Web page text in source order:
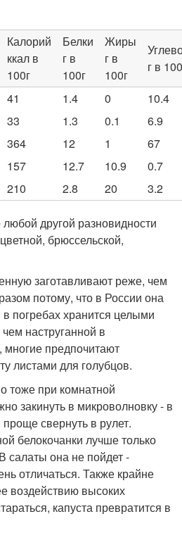
Калорий
ккал в
100г
Белки
г в
100г
Жиры
г в
100г
г в
41
1.4 0
10.4
33
1.3 0.1
6.9
364
12 1
67
157
12.7 10.9
0.7
210
2.8 20 3.2
другой разновидности
брюссельской,
заготавливают реже, чем
потому, что в России она
погребах хранится целыми
наструганной в
предпочитают
листами для голубцов.
тоже при комнатной
закинуть в микроволновку - в
свернуть в рулет.
белокочанки лучше только
салаты она не пойдет -
отличаться. Также крайне
воздействию высоких
капуста превратится в